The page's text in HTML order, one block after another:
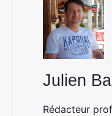
Julien
Rédacteur